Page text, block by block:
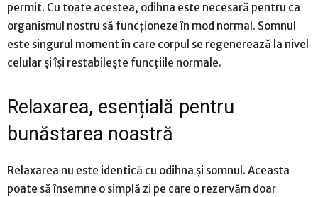
permit. Cu toate acestea, odihna este necesară pentru ca
organismul nostru să funcționeze în mod normal. Somnul
este singurul moment în care corpul se regenerează la nivel
celular și își restabilește funcțiile normale.
Relaxarea, esențială pentru
bunăstarea noastră
Relaxarea nu este identică cu odihna și somnul. Aceasta
poate să însemne o simplă zi pe care o rezervăm doar